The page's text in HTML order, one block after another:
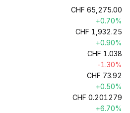
CHF 65,275.00
+0.70%
CHF 1,932.25
+0.90%
CHF 1.038
-1.30%
CHF 73.92
+0.50%
CHF 0.201279
+6.70%